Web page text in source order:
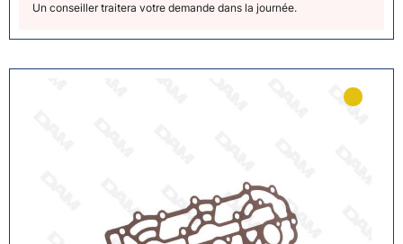
Un conseiller traitera votre demande dans la journée.